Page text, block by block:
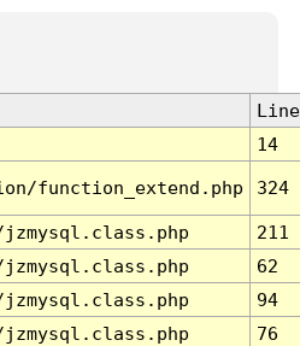
Line
14
function_extend.php 324
211
62
94
76